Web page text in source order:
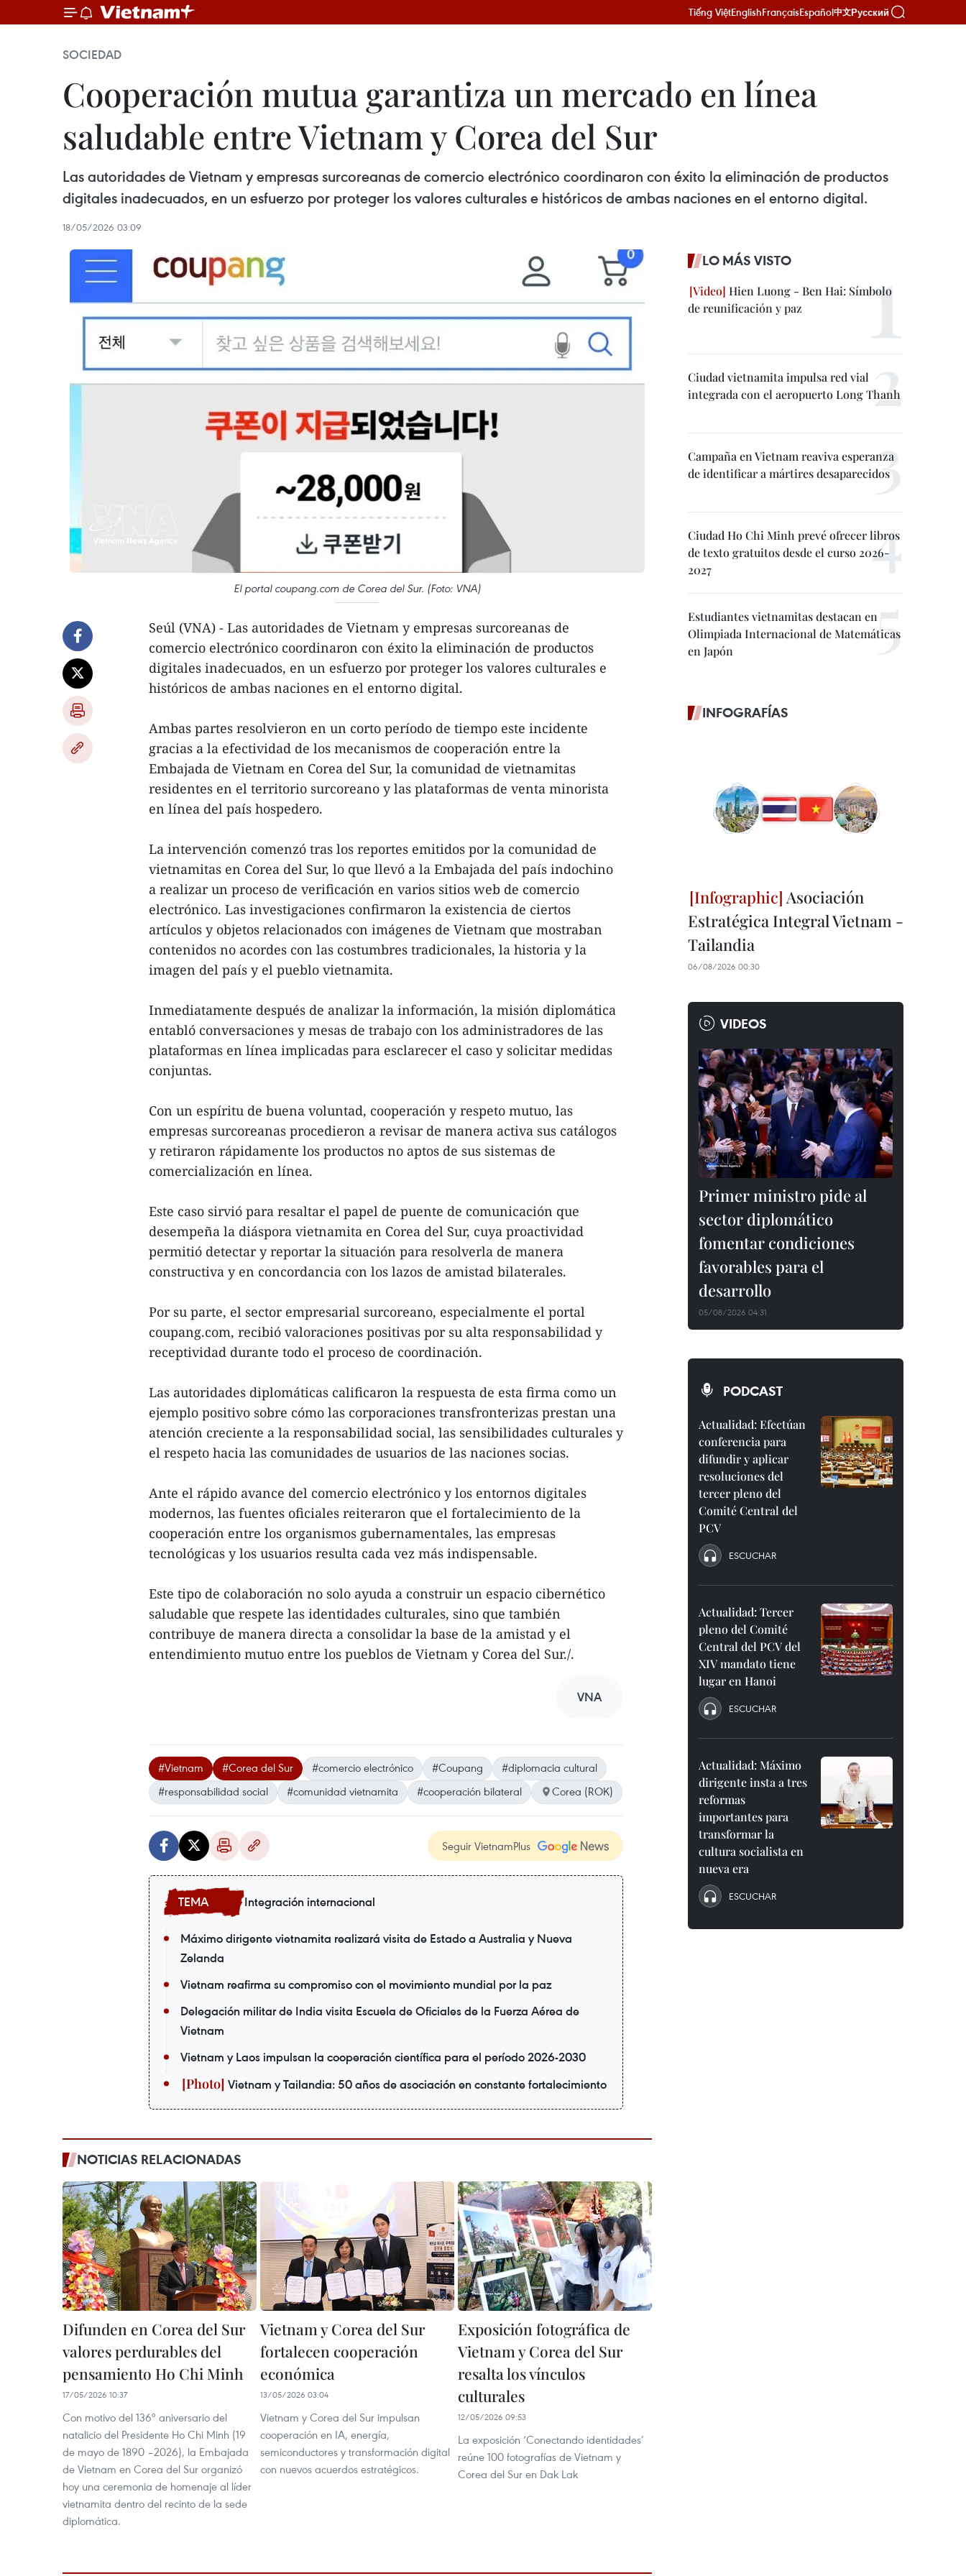
Tiếng ViệtEnglishFrançaisEspañol中文Русский
SOCIEDAD
Cooperación mutua garantiza un mercado en línea
saludable entre Vietnam y Corea del Sur
Las autoridades de Vietnam y empresas surcoreanas de comercio electrónico coordinaron con éxito la eliminación de productos
digitales inadecuados, en un esfuerzo por proteger los valores culturales e históricos de ambas naciones en el entorno digital.
18/05/2026 03:09
El portal coupang.com de Corea del Sur. (Foto: VNA)
Seúl (VNA) - Las autoridades de Vietnam y empresas surcoreanas de
comercio electrónico coordinaron con éxito la eliminación de productos
digitales inadecuados, en un esfuerzo por proteger los valores culturales e
históricos de ambas naciones en el entorno digital.
Ambas partes resolvieron en un corto período de tiempo este incidente
gracias a la efectividad de los mecanismos de cooperación entre la
Embajada de Vietnam en Corea del Sur, la comunidad de vietnamitas
residentes en el territorio surcoreano y las plataformas de venta minorista
en línea del país hospedero.
La intervención comenzó tras los reportes emitidos por la comunidad de
vietnamitas en Corea del Sur, lo que llevó a la Embajada del país indochino
a realizar un proceso de verificación en varios sitios web de comercio
electrónico. Las investigaciones confirmaron la existencia de ciertos
artículos y objetos relacionados con imágenes de Vietnam que mostraban
contenidos no acordes con las costumbres tradicionales, la historia y la
imagen del país y el pueblo vietnamita.
Inmediatamente después de analizar la información, la misión diplomática
entabló conversaciones y mesas de trabajo con los administradores de las
plataformas en línea implicadas para esclarecer el caso y solicitar medidas
conjuntas.
Con un espíritu de buena voluntad, cooperación y respeto mutuo, las
empresas surcoreanas procedieron a revisar de manera activa sus catálogos
y retiraron rápidamente los productos no aptos de sus sistemas de
comercialización en línea.
Este caso sirvió para resaltar el papel de puente de comunicación que
desempeña la diáspora vietnamita en Corea del Sur, cuya proactividad
permitió detectar y reportar la situación para resolverla de manera
constructiva y en concordancia con los lazos de amistad bilaterales.
Por su parte, el sector empresarial surcoreano, especialmente el portal
coupang.com, recibió valoraciones positivas por su alta responsabilidad y
receptividad durante todo el proceso de coordinación.
Las autoridades diplomáticas calificaron la respuesta de esta firma como un
ejemplo positivo sobre cómo las corporaciones transfronterizas prestan una
atención creciente a la responsabilidad social, las sensibilidades culturales y
el respeto hacia las comunidades de usuarios de las naciones socias.
Ante el rápido avance del comercio electrónico y los entornos digitales
modernos, las fuentes oficiales reiteraron que el fortalecimiento de la
cooperación entre los organismos gubernamentales, las empresas
tecnológicas y los usuarios resulta cada vez más indispensable.
Este tipo de colaboración no solo ayuda a construir un espacio cibernético
saludable que respete las identidades culturales, sino que también
contribuye de manera directa a consolidar la base de la amistad y el
entendimiento mutuo entre los pueblos de Vietnam y Corea del Sur./.
VNA
#Vietnam #Corea del Sur #comercio electrónico #Coupang
#diplomacia cultural
#responsabilidad social
#comunidad vietnamita #cooperación bilateral Corea (ROK)
Seguir VietnamPlus
Integración internacional
Máximo dirigente vietnamita realizará visita de Estado a Australia y Nueva
Zelanda
Vietnam reafirma su compromiso con el movimiento mundial por la paz
Delegación militar de India visita Escuela de Oficiales de la Fuerza Aérea de
Vietnam
Vietnam y Laos impulsan la cooperación científica para el período 2026-2030
Vietnam y Tailandia: 50 años de asociación en constante fortalecimiento
NOTICIAS RELACIONADAS
Difunden en Corea del Sur
valores perdurables del
pensamiento Ho Chi Minh
17/05/2026 10:37
Con motivo del 136º aniversario del
natalicio del Presidente Ho Chi Minh (19
de mayo de 1890 –2026), la Embajada
de Vietnam en Corea del Sur organizó
hoy una ceremonia de homenaje al líder
vietnamita dentro del recinto de la sede
diplomática.
Vietnam y Corea del Sur
fortalecen cooperación
económica
13/05/2026 03:04
Vietnam y Corea del Sur impulsan
cooperación en IA, energía,
semiconductores y transformación digital
con nuevos acuerdos estratégicos.
Exposición fotográfica de
Vietnam y Corea del Sur
resalta los vínculos
culturales
12/05/2026 09:53
La exposición ‘Conectando identidades’
reúne 100 fotografías de Vietnam y
Corea del Sur en Dak Lak
LO MÁS VISTO
Hien Luong - Ben Hai: Símbolo
de reunificación y paz
Ciudad vietnamita impulsa red vial
integrada con el aeropuerto Long Thanh
Campaña en Vietnam reaviva esperanza
de identificar a mártires desaparecidos
Ciudad Ho Chi Minh prevé ofrecer libros
de texto gratuitos desde el curso 2026-
2027
Estudiantes vietnamitas destacan en
Olimpiada Internacional de Matemáticas
en Japón
INFOGRAFÍAS
Asociación
Estratégica Integral Vietnam -
Tailandia
06/08/2026 00:30
VIDEOS
Primer ministro pide al
sector diplomático
fomentar condiciones
favorables para el
desarrollo
05/08/2026 04:31
PODCAST
Actualidad: Efectúan
conferencia para
difundir y aplicar
resoluciones del
tercer pleno del
Comité Central del
PCV
ESCUCHAR
Actualidad: Tercer
pleno del Comité
Central del PCV del
XIV mandato tiene
lugar en Hanoi
ESCUCHAR
Actualidad: Máximo
dirigente insta a tres
reformas
importantes para
transformar la
cultura socialista en
nueva era
ESCUCHAR